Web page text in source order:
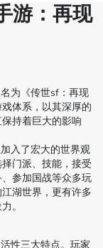
游：再现
为《传世sf：再现
体系，以其深厚的
持着巨大的影响
入了宏大的世界观
门派、技能，接受
参加国战等众多玩
湖世界，更有许多
。
性三大特点。玩家